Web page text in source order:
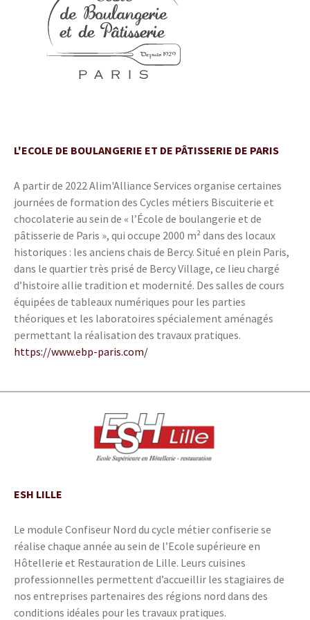
L'ECOLE DE BOULANGERIE ET DE PÂTISSERIE DE PARIS
A partir de 2022 Alim'Alliance Services organise certaines
journées de formation des Cycles métiers Biscuiterie et
chocolaterie au sein de « l’École de boulangerie et de
pâtisserie de Paris », qui occupe 2000 m² dans des locaux
historiques : les anciens chais de Bercy. Situé en plein Paris,
dans le quartier très prisé de Bercy Village, ce lieu chargé
d’histoire allie tradition et modernité. Des salles de cours
équipées de tableaux numériques pour les parties
théoriques et les laboratoires spécialement aménagés
permettant la réalisation des travaux pratiques.
https://www.ebp-paris.com/
ESH LILLE
Le module Confiseur Nord du cycle métier confiserie se
réalise chaque année au sein de l’Ecole supérieure en
Hôtellerie et Restauration de Lille. Leurs cuisines
professionnelles permettent d’accueillir les stagiaires de
nos entreprises partenaires des régions nord dans des
conditions idéales pour les travaux pratiques.